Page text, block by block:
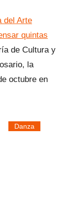
del Arte
quintas
de Cultura y
la
octubre en
Danza